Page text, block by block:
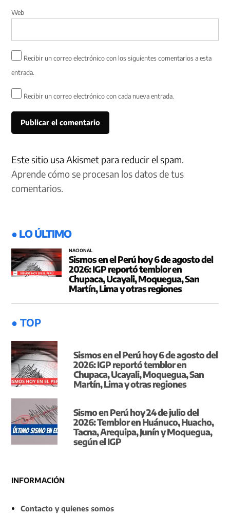
Web
Recibir un correo electrónico con los siguientes comentarios a esta
entrada.
Recibir un correo electrónico con cada nueva entrada.
Este sitio usa Akismet para reducir el spam.
Aprende cómo se procesan los datos de tus
comentarios.
● LO ÚLTIMO
NACIONAL
Sismos en el Perú hoy 6 de agosto del
2026: IGP reportó temblor en
Chupaca, Ucayali, Moquegua, San
Martín, Lima y otras regiones
● TOP
Sismos en el Perú hoy 6 de agosto del
2026: IGP reportó temblor en
Chupaca, Ucayali, Moquegua, San
Martín, Lima y otras regiones
Sismo en Perú hoy 24 de julio del
2026: Temblor en Huánuco, Huacho,
Tacna, Arequipa, Junín y Moquegua,
según el IGP
INFORMACIÓN
Contacto y quienes somos